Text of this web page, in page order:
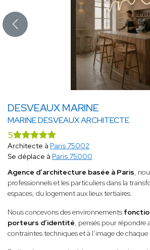
DESVEAUX MARINE
MARINE DESVEAUX ARCHITECTE
5
Architecte à Paris 75002
Se déplace à Paris 75000
Agence d’architecture basée à Paris,
professionnels et les particuliers dans la
espaces, du logement aux lieux tertiaires.
Nous concevons des environnements
porteurs d’identité, pensés pour répondre
contraintes techniques et à l’image de